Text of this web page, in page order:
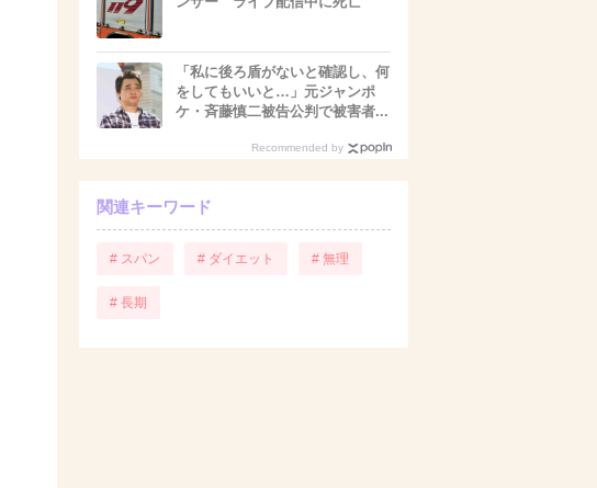
「私に後ろ盾がないと確認し、何
をしてもいいと…」元ジャンポ
ケ・斉藤慎二被告公判で被害者...
Recommended by
関連キーワード
# スパン # ダイエット # 無理
# 長期